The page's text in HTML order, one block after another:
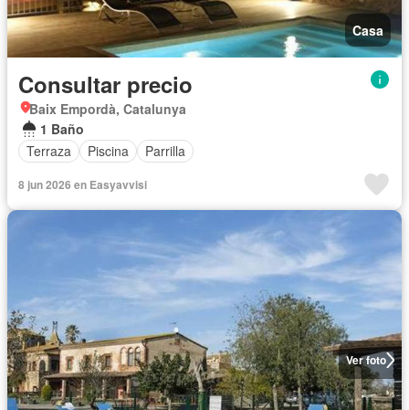
Casa
Consultar precio
Baix Empordà, Catalunya
1 Baño
Terraza
Piscina Parrilla
8 jun 2026 en Easyavvisi
Ver foto